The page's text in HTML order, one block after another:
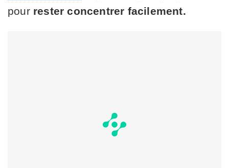
pour rester concentrer facilement.